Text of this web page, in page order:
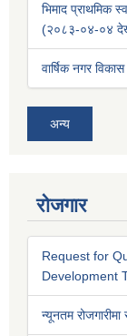
भिमाद प्राथमिक
(२०८३-०४-०४
वार्षिक नगर
अन्य
रोजगार
Request for
Development
न्यूनतम